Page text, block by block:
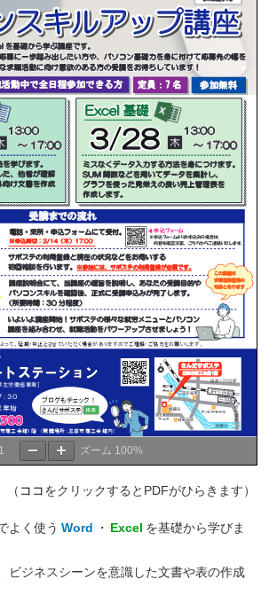
1 ズーム 100%
（ ココをクリックするとPDFがひらきます）
よく使う Word ・ Excel を基礎から学びま
ビジネスシーンを意識した文書や表の作成